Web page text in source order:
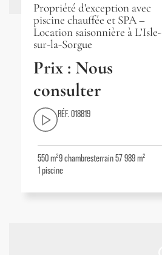
Propriété d'exception avec
piscine chauffée et SPA –
Location saisonnière à L’Isle-
sur-la-Sorgue
Prix : Nous
consulter
RÉF. 018819
550 m²9chambresterrain 57 989 m²
1piscine